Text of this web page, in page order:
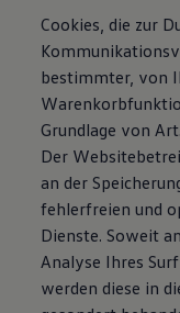
Cookies, die zur
bestimmter, von
Grundlage von
Der
an der
fehlerfreien und
Dienste. Soweit
Analyse Ihres
werden diese in